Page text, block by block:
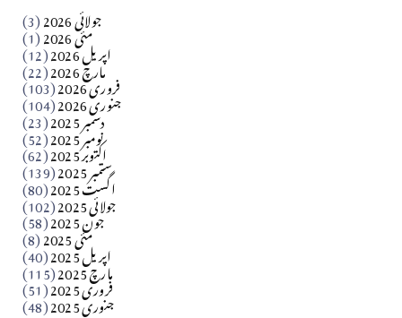
جولائی 2026 (3) مئی 2026 (1) اپریل 2026 (12) مارچ 2026 (22) فروری 2026 (103) جنوری 2026 (104) دسمبر 2025 (23) نومبر 2025 (52) اکتوبر 2025 (62) ستمبر 2025 (139) اگست 2025 (80) جولائی 2025 (102) جون 2025 (58) مئی 2025 (8) اپریل 2025 (40) مارچ 2025 (115) فروری 2025 (51) جنوری 2025 (48)